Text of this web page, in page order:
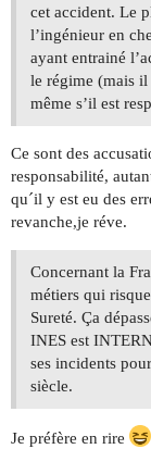
cet accident. Le
l’ingénieur en
ayant entrainé
le régime (mais il
même s’il est
Ce sont des
responsabilité,
qu´il y est eu des
revanche,je réve.
Concernant la
métiers qui
Sureté. Ça
INES est
ses incidents
siècle.
Je préfère en rire